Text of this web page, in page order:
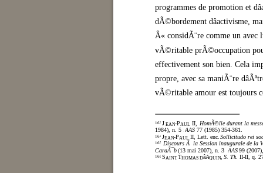
programmes de promotion et
dÃ©bordement dâactivisme,
Â« considÃ¨re comme un avec
163 J EAN-PAUL II,
HomÃ©lie durant la
1984), n. 5 : AAS 77 (1985) 354-361.
vÃ©ritable prÃ©occupation
effectivement son bien. Cela
propre, avec sa maniÃ¨re
vÃ©ritable amour est toujours
164 JEAN-PAUL II, Lett. enc. Sollicitudo rei
165
Discours Ã la Session inaugurale de la V
CaraÃ¯bes(13 mai 2007), n. 3 : AAS 99
166 SAINT THOMAS DâAQUIN, S. Th. II-II, q.